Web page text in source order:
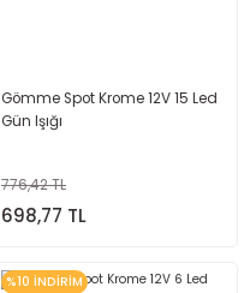
Gömme Spot Krome 12V 15 Led
Gün Işığı
776,42 TL
698,77 TL
%10 İNDİRİM